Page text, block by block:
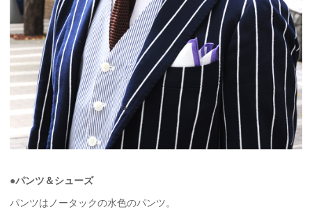
●パンツ＆シューズ
パンツはノータックの水色のパンツ。